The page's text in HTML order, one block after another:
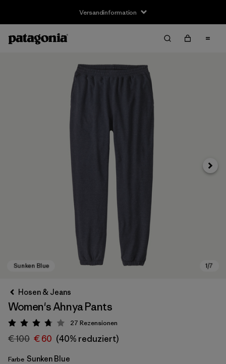
Versandinformation
Hosen & Jeans
Women's Ahnya Pants
Bewertung: 3.8 / 5
27 Rezensionen
€ 100 € 60 (40% reduziert)
Farbe Sunken Blue